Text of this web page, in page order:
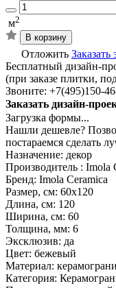
м2
В корзину
Отложить Заказать
Бесплатный дизайн-
(при заказе плитки,
Звоните: +7(495)150-
Заказать дизайн-
Загрузка формы...
Нашли дешевле?
постараемся сделать
Назначение: декор
Производитель : Imola
Бренд: Imola Ceramica
Размер, см: 60х120
Длина, см: 120
Ширина, см: 60
Толщина, мм: 6
Эксклюзив: да
Цвет: бежевый
Материал:
Категория: